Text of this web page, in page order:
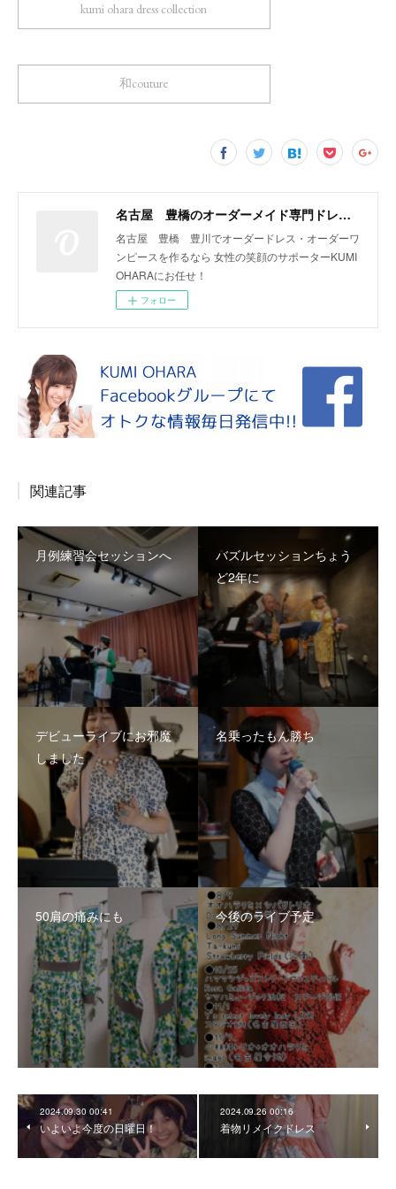
kumi ohara dress collection
和couture
名古屋 豊橋のオーダーメイド専門ドレスデザイナー KUMI OHARA
名古屋 豊橋 豊川でオーダードレス・オーダーワ
ンピースを作るなら 女性の笑顔のサポーターKUMI
OHARAにお任せ！
フォロー
関連記事
月例練習会セッションへ
バズルセッションちょう
ど2年に
デビューライブにお邪魔
しました
名乗ったもん勝ち
50肩の痛みにも 今後のライブ予定
2024.09.30 00:41
いよいよ今度の日曜日！
2024.09.26 00:16
着物リメイクドレス